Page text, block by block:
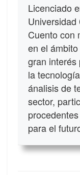
Licenciado
Universidad
Cuento con
en el
gran interés
la
ánalisis de
sector,
para el